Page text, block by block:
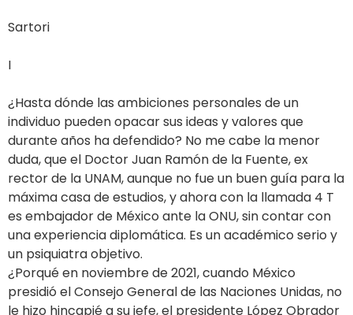
Sartori
I
¿Hasta dónde las ambiciones personales de un
individuo pueden opacar sus ideas y valores que
durante años ha defendido? No me cabe la menor
duda, que el Doctor Juan Ramón de la Fuente, ex
rector de la UNAM, aunque no fue un buen guía para la
máxima casa de estudios, y ahora con la llamada 4 T
es embajador de México ante la ONU, sin contar con
una experiencia diplomática. Es un académico serio y
un psiquiatra objetivo.
¿Porqué en noviembre de 2021, cuando México
presidió el Consejo General de las Naciones Unidas, no
le hizo hincapié a su jefe, el presidente López Obrador